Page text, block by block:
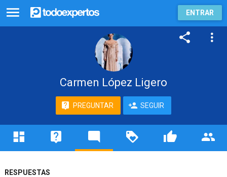
ENTRAR
Carmen López Ligero
PREGUNTAR SEGUIR
RESPUESTAS